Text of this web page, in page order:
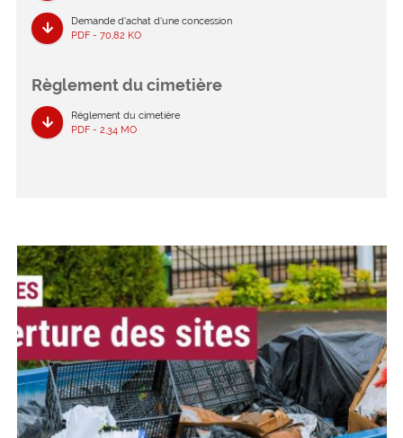
Demande d'achat d'une concession
PDF - 70,82 KO
Règlement du cimetière
Règlement du cimetière
PDF - 2,34 MO